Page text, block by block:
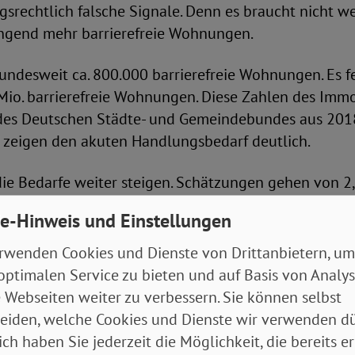
falsche Signale. Denn es braucht nicht
mehr barrierefreie Wohnungen.
ca. 800.000 barrierefreie Wohnungen. Es
barrierefreie Wohnungen. Diese Zahlen des
Deutschen Städte- und Gemeindebundes aus
den akuten Handlungsbedarf deutlich.
Bedarfe weiter steigen. Schätzungen gehen von
Wohnungen bis 2030 aus. Der SoVD weist
pflegebedürftigen Menschen in Deutschland
Zahl wird demografiebedingt weiter steigen. Es
zu Hause alt werden zu können und eine
jedoch nicht nur im Interesse von Senior*innen
Hinweis und Einstellungen
Cookies und Dienste von Drittanbietern,
Service zu bieten und auf Basis von
Webseiten weiter zu verbessern. Sie können selbst
welche Cookies und Dienste wir verwenden
haben Sie jederzeit die Möglichkeit, die bereits